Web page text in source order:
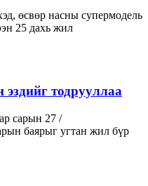
өсвөр насны супермодель
25 дахь жил
тодрууллаа
сарын 27 /
баярыг угтан жил бүр